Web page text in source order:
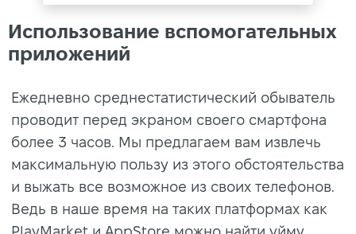
Использование вспомогательных
приложений
Ежедневно среднестатистический обыватель
проводит перед экраном своего смартфона
более 3 часов. Мы предлагаем вам извлечь
максимальную пользу из этого обстоятельства
и выжать все возможное из своих телефонов.
Ведь в наше время на таких платформах как